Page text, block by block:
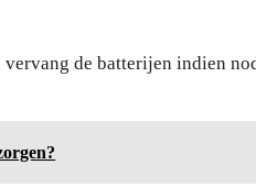
de batterijen indien